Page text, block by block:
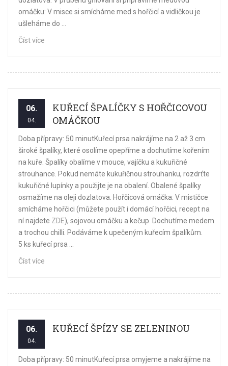
omáčku: V misce si smícháme med s hořčicí a vidličkou je
ušleháme do ...
Číst více
06.
04.
KUŘECÍ ŠPALÍČKY S HOŘČICOVOU
OMÁČKOU
Doba přípravy: 50 minutKuřecí prsa nakrájíme na 2 až 3 cm
široké špalíky, které osolíme opepříme a dochutíme kořením
na kuře. Špalíky obalíme v mouce, vajíčku a kukuřičné
strouhance. Pokud nemáte kukuřičnou strouhanku, rozdrťte
kukuřičné lupínky a použijte je na obalení. Obalené špalíky
osmažíme na oleji dozlatova. Hořčicová omáčka: V mističce
smícháme hořčici (můžete použít i domácí hořčici, recept na
ní najdete ZDE), sojovou omáčku a kečup. Dochutíme medem
a trochou chilli. Podáváme k upečeným kuřecím špalíkům.
5 ks kuřecí prsa ...
Číst více
06.
04.
KUŘECÍ ŠPÍZY SE ZELENINOU
Doba přípravy: 50 minutKuřecí prsa omyjeme a nakrájíme na